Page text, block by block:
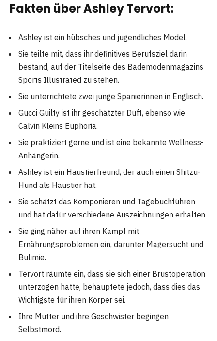
Fakten über Ashley Tervort:
Ashley ist ein hübsches und jugendliches Model.
Sie teilte mit, dass ihr definitives Berufsziel darin
bestand, auf der Titelseite des Bademodenmagazins
Sports Illustrated zu stehen.
Sie unterrichtete zwei junge Spanierinnen in Englisch.
Gucci Guilty ist ihr geschätzter Duft, ebenso wie
Calvin Kleins Euphoria.
Sie praktiziert gerne und ist eine bekannte Wellness-
Anhängerin.
Ashley ist ein Haustierfreund, der auch einen Shitzu-
Hund als Haustier hat.
Sie schätzt das Komponieren und Tagebuchführen
und hat dafür verschiedene Auszeichnungen erhalten.
Sie ging näher auf ihren Kampf mit
Ernährungsproblemen ein, darunter Magersucht und
Bulimie.
Tervort räumte ein, dass sie sich einer Brustoperation
unterzogen hatte, behauptete jedoch, dass dies das
Wichtigste für ihren Körper sei.
Ihre Mutter und ihre Geschwister begingen
Selbstmord.